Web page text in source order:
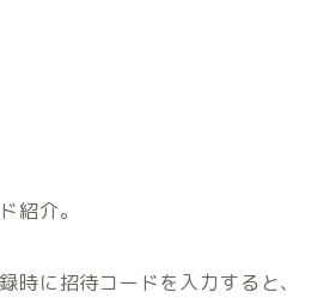
紹介。
時に招待コードを入力すると、